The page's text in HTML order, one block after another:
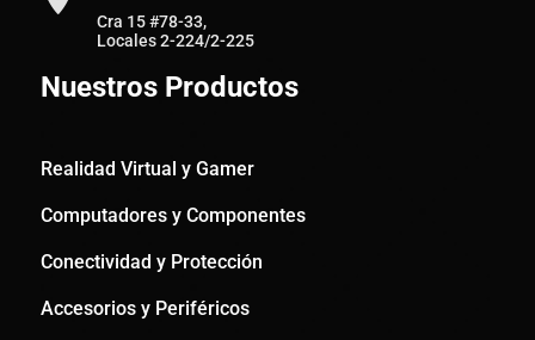
Cra 15 #78-33,
Locales 2-224/2-225
Nuestros Productos
Realidad Virtual y Gamer
Computadores y Componentes
Conectividad y Protección
Accesorios y Periféricos